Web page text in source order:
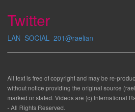
Twitter
LAN_SOCIAL_201@raelian
All text is free of copyright and may be re-
without notice providing the original source
marked or stated. Videos are (c) International
- All Rights Reserved.